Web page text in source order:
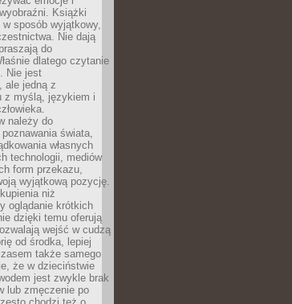
Książki
sposób wyjątkowy,
Nie dają
do
dlatego czytanie
Nie jest
ale jedną z
z myślą, językiem i
należy do
świata,
własnych
technologii, mediów
form przekazu,
wyjątkową pozycję.
niż
oglądanie krótkich
dzięki temu oferują
wejść w cudzą
od środka, lepiej
także samego
że w dzieciństwie
jest zwykle brak
lub zmęczenie po